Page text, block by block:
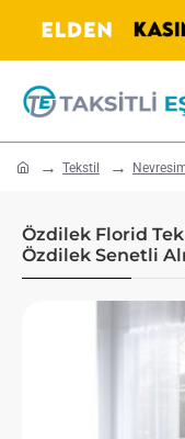
home Tekstil
Özdilek Florid
Özdilek Senetli